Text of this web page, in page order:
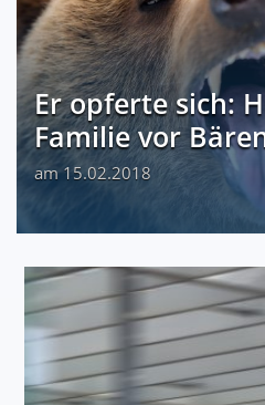
Er opferte sich:
Familie vor
am 15.02.2018